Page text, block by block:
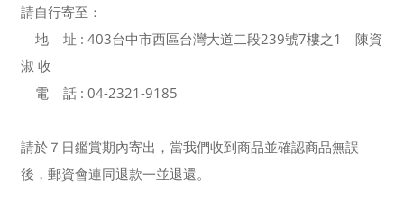
請自行寄至：
地 址 : 403台中市西區台灣大道二段239號7樓之1 陳資
淑 收
電 話 : 04-2321-9185
請於７日鑑賞期內寄出，當我們收到商品並確認商品無誤
後，郵資會連同退款一並退還。